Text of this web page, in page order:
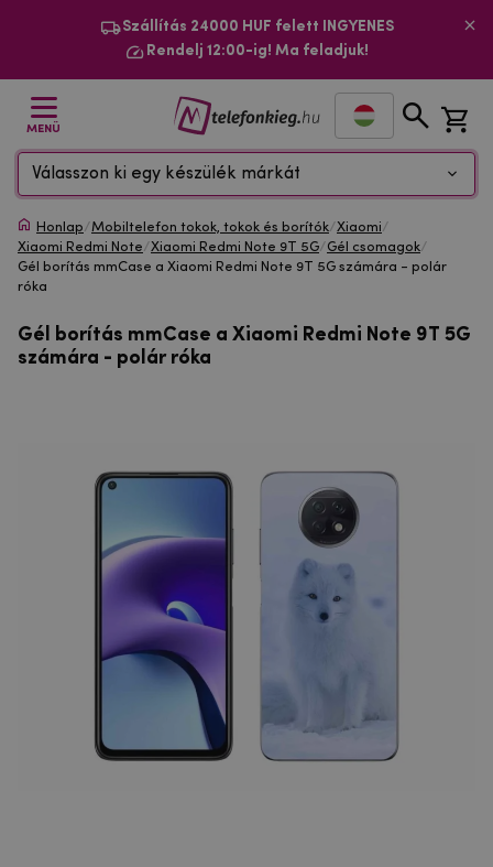
Szállítás 24000 HUF felett INGYENES
Rendelj 12:00-ig! Ma feladjuk!
MENÜ
Válasszon ki egy készülék márkát
Honlap/Mobiltelefon tokok, tokok és borítók/Xiaomi/
Xiaomi Redmi Note/Xiaomi Redmi Note 9T 5G/Gél csomagok/
Gél borítás mmCase a Xiaomi Redmi Note 9T 5G számára - polár
róka
Gél borítás mmCase a Xiaomi Redmi Note 9T 5G
számára - polár róka